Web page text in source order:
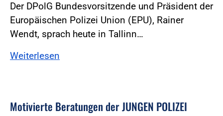
Der DPolG Bundesvorsitzende und Präsident der
Europäischen Polizei Union (EPU), Rainer
Wendt, sprach heute in Tallinn…
Weiterlesen
Motivierte Beratungen der JUNGEN POLIZEI